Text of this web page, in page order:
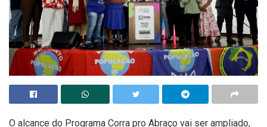
O alcance do Programa Corra pro Abraço vai ser ampliado,